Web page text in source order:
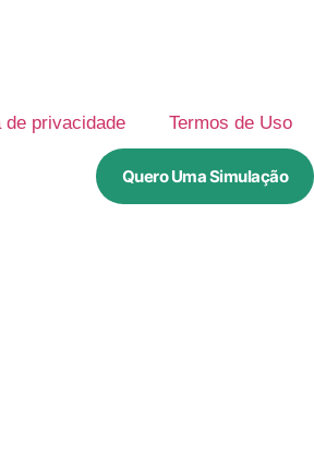
de privacidade Termos de Uso
Quero Uma Simulação